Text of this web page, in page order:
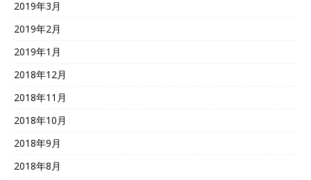
2019年3月
2019年2月
2019年1月
2018年12月
2018年11月
2018年10月
2018年9月
2018年8月